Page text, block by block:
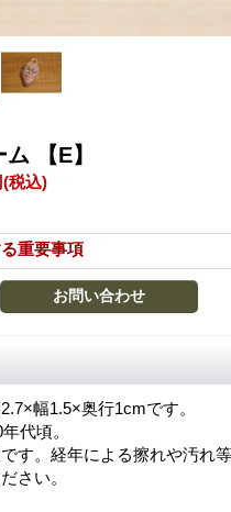
【E】
(税込)
重要事項
幅1.5×奥行1cmです。
代頃。
す。経年による擦れや汚れ等
さい。